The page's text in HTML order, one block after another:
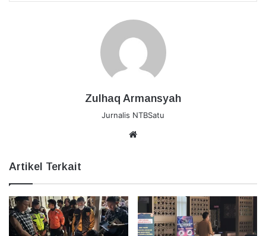
Zulhaq Armansyah
Jurnalis NTBSatu
Artikel Terkait